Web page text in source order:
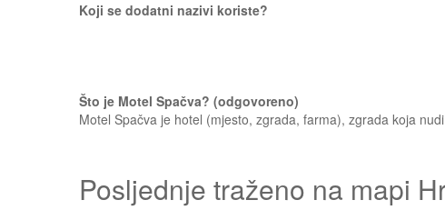
Koji se dodatni nazivi koriste?
Što je Motel Spačva? (odgovoreno)
Motel Spačva je hotel (mjesto, zgrada, farma), zgrada koja
Posljednje traženo na mapi